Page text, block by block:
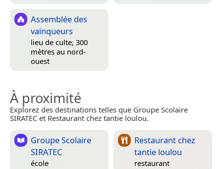
Assemblée des
vainqueurs
lieu de culte, 300
mètres au nord-
ouest
À proximité
Explorez des destinations telles que Groupe Scolaire
SIRATEC et Restaurant chez tantie loulou.
Groupe Scolaire
SIRATEC
école
Restaurant chez
tantie loulou
restaurant